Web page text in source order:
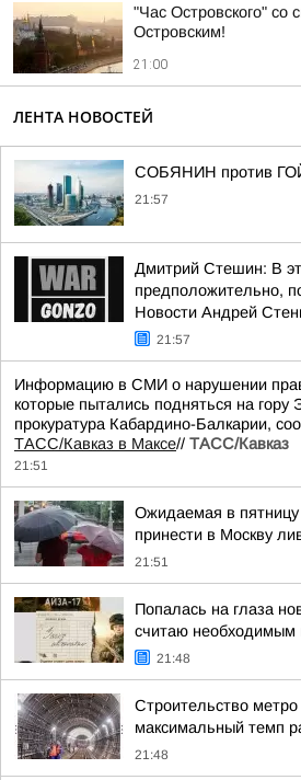
"Час Островского" со
Островским!
21:00
ЛЕНТА НОВОСТЕЙ
СОБЯНИН против
21:57
Дмитрий Стешин: В
предположительно,
Новости Андрей
21:57
Информацию в СМИ о нарушении прав
которые пытались подняться на гору
прокуратура Кабардино-Балкарии,
ТАСС/Кавказ в Максе// ТАСС/Кавказ
21:51
Ожидаемая в
принести в Москву
21:51
Попалась на глаза
считаю необходимым
21:48
Строительство
максимальный темп
21:48